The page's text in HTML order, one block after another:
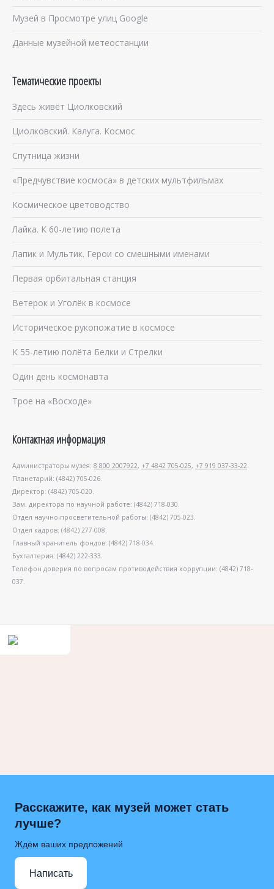
Музей в Просмотре улиц Google
Данные музейной метеостанции
Тематические проекты
Здесь живёт Циолковский
Циолковский. Калуга. Космос
Спутница жизни
«Предчувствие космоса» в детских мультфильмах
Космическое цветоводство
Лайка. К 60-летию полета
Лапик и Мультик. Герои со смешными именами
Первая орбитальная станция
Ветерок и Уголёк в космосе
Историческое рукопожатие в космосе
К 55-летию полёта Белки и Стрелки
Один день космонавта
Трое на «Восходе»
Контактная информация
Администраторы музея: 8 800 2007922, +7 4842 705-025, +7 919 037-33-22.
Планетарий: (4842) 705-026.
Директор: (4842) 705-020.
Зам. директора по научной работе: (4842) 718-030.
Отдел научно-просветительной работы: (4842) 705-023.
Отдел кадров: (4842) 277-008.
Главный хранитель фондов: (4842) 718-034.
Бухгалтерия: (4842) 222-333.
Телефон доверия по вопросам противодействия коррупции: (4842) 718-
037.
Расскажите, как музей может стать
лучше?
Ждём ваших предложений
Написать